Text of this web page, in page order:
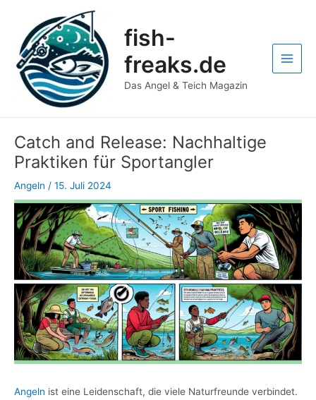
springen
fish-
freaks.de
Das Angel & Teich Magazin
Catch and Release: Nachhaltige
Praktiken für Sportangler
Angeln / 15. Juli 2024
Angeln ist eine Leidenschaft, die viele Naturfreunde verbindet.
navigation